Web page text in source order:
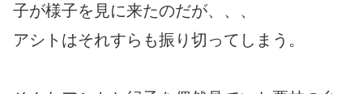
子が様子を見に来たのだが、、、
アシトはそれすらも振り切ってしまう。